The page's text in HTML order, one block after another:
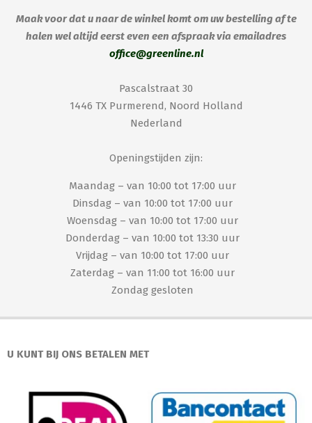
Maak voor dat u naar de winkel komt om uw bestelling af te
halen wel altijd eerst even een afspraak via emailadres
office@greenline.nl
Pascalstraat 30
1446 TX Purmerend, Noord Holland
Nederland
Openingstijden zijn:
Maandag – van 10:00 tot 17:00 uur
Dinsdag – van 10:00 tot 17:00 uur
Woensdag – van 10:00 tot 17:00 uur
Donderdag – van 10:00 tot 13:30 uur
Vrijdag – van 10:00 tot 17:00 uur
Zaterdag – van 11:00 tot 16:00 uur
Zondag gesloten
U KUNT BIJ ONS BETALEN MET